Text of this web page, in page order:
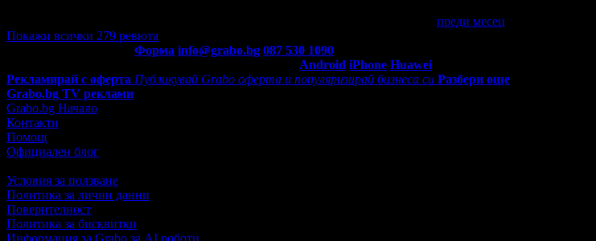
преди месец
Покажи всички 279 ревюта
Форма info@grabo.bg 087 530 1090
Android iPhone Huawei
Рекламирай с оферта Публикувай Grabo оферта и популяризирай бизнеса си Разбери още
Grabo.bg TV реклами
Grabo.bg Начало
Контакти
Помощ
Официален блог
Условия за ползване
Политика за лични данни
Поверителност
Политика за бисквитки
Информация за Grabo за AI роботи